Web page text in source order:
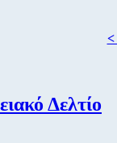
<
Δελτίο